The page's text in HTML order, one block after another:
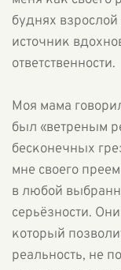
буднях
источник
ответственности.
Моя мама
был «ветреным
бесконечных
мне своего
в любой
серьёзности.
который
реальность, не